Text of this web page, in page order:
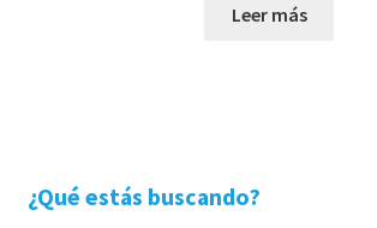
Leer más
¿Qué estás buscando?